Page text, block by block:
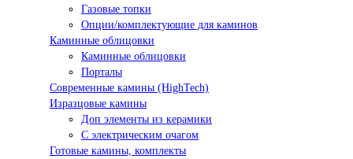
Газовые топки
Опции/комплектующие для каминов
Каминные облицовки
Каминные облицовки
Порталы
Современные камины (HighTech)
Изразцовые камины
Доп элементы из керамики
С электрическим очагом
Готовые камины, комплекты